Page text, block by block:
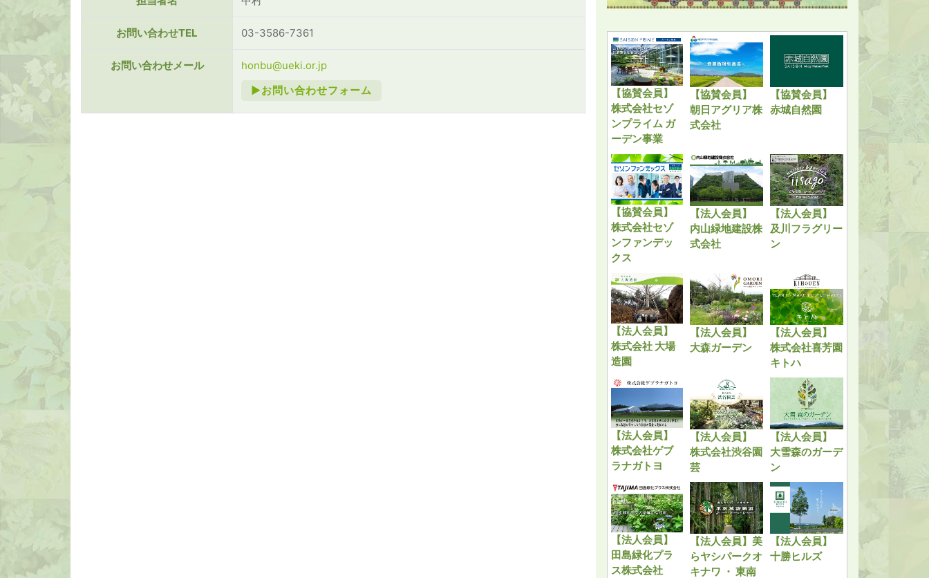
お問い合わせTEL 03-3586-7361
お問い合わせメール
honbu@ueki.or.jp
►お問い合わせフォーム
【協賛会員】
株式会社セゾ
ンプライム ガ
ーデン事業
【協賛会員】
朝日アグリア株
式会社
【協賛会員】
赤城自然園
【協賛会員】
株式会社セゾ
ンファンデッ
クス
【法人会員】
内山緑地建設株
式会社
【法人会員】
及川フラグリー
ン
【法人会員】
株式会社 大場
造園
【法人会員】
大森ガーデン
【法人会員】
株式会社喜芳園
キトハ
【法人会員】
株式会社ゲブ
ラナガトヨ
【法人会員】
株式会社渋谷園
芸
【法人会員】
大雪森のガーデ
ン
【法人会員】
田島緑化プラ
ス株式会社
【法人会員】美
らヤシパークオ
キナワ ・ 東南
【法人会員】
十勝ヒルズ